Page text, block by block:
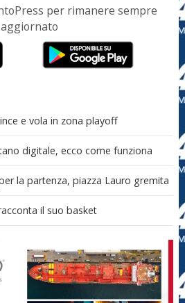
per rimanere sempre
aggiornato
e vola in zona playoff
digitale, ecco come funziona
la partenza, piazza Lauro gremita
il suo basket